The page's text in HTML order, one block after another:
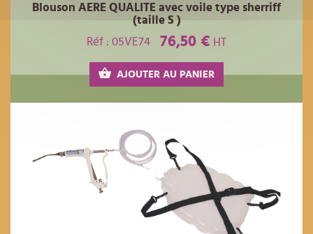
Blouson AERE QUALITE avec voile type sherriff
(taille S )
Réf : 05VE74
76,50 € HT
AJOUTER AU PANIER